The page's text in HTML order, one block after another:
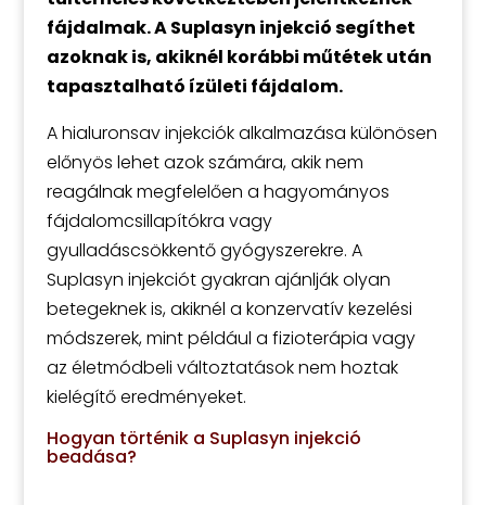
fájdalmak.A Suplasyn injekció segíthet
azoknak is, akiknél korábbi műtétek után
tapasztalható ízületi fájdalom.
A hialuronsav injekciók alkalmazása különösen
előnyös lehet azok számára, akik nem
reagálnak megfelelően a hagyományos
fájdalomcsillapítókra vagy
gyulladáscsökkentő gyógyszerekre. A
Suplasyn injekciót gyakran ajánlják olyan
betegeknek is, akiknél a konzervatív kezelési
módszerek, mint például a fizioterápia vagy
az életmódbeli változtatások nem hoztak
kielégítő eredményeket.
Hogyan történik a Suplasyn injekció
beadása?